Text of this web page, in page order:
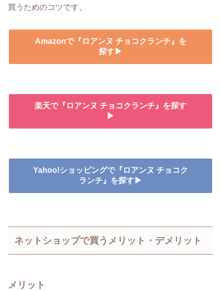
買うためのコツです。
Amazonで『ロアンヌ チョコクランチ』を
探す▶
楽天で『ロアンヌ チョコクランチ』を探す
▶
Yahoo!ショッピングで『ロアンヌ チョコク
ランチ』を探す▶
ネットショップで買うメリット・デメリット
メリット